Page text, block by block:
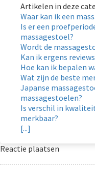
Artikelen in deze
Waar kan ik een
Is er een
massagestoel?
Wordt de
Kan ik ergens
Hoe kan ik bepalen
Wat zijn de beste
Japanse
massagestoelen?
Is verschil in
merkbaar?
[...]
Reactie plaatsen